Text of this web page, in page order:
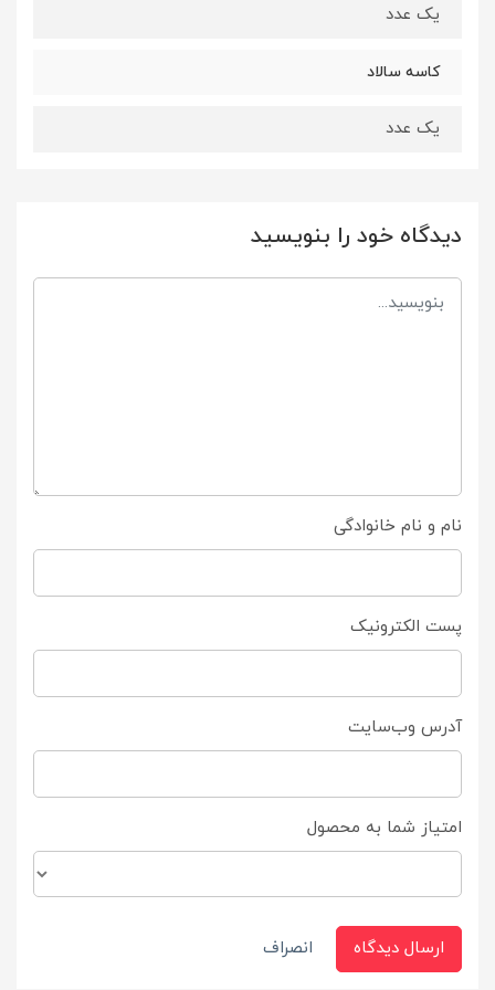
یک عدد
کاسه سالاد
یک عدد
دیدگاه خود را بنویسید
نام و نام خانوادگی
پست الکترونیک
آدرس وب‌سایت
امتیاز شما به محصول
ارسال دیدگاه انصراف